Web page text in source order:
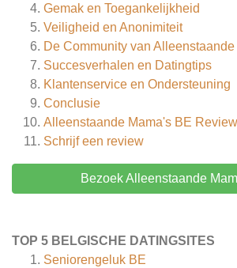
Gemak en Toegankelijkheid
Veiligheid en Anonimiteit
De Community van
Succesverhalen en Datingtips
Klantenservice en Ondersteuning
Conclusie
Alleenstaande Mama's BE
Schrijf een review
Bezoek Alleenstaande
TOP 5 BELGISCHE DATINGSITES
Seniorengeluk BE